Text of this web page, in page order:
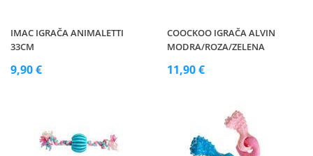
IMAC IGRAČA ANIMALETTI
33CM
9,90 €
COOCKOO IGRAČA ALVIN
MODRA/ROZA/ZELENA
11,90 €